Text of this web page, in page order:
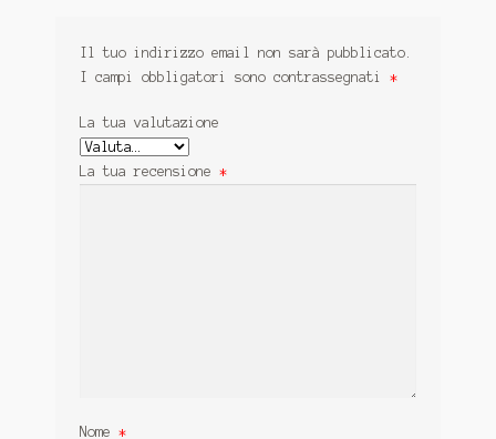
Il tuo indirizzo email non sarà pubblicato.
I campi obbligatori sono contrassegnati *
La tua valutazione
La tua recensione *
Nome *